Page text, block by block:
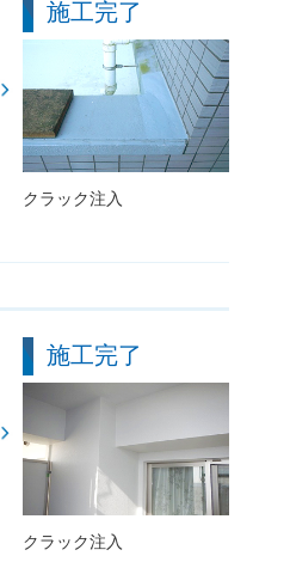
施工完了
クラック注入
施工完了
クラック注入